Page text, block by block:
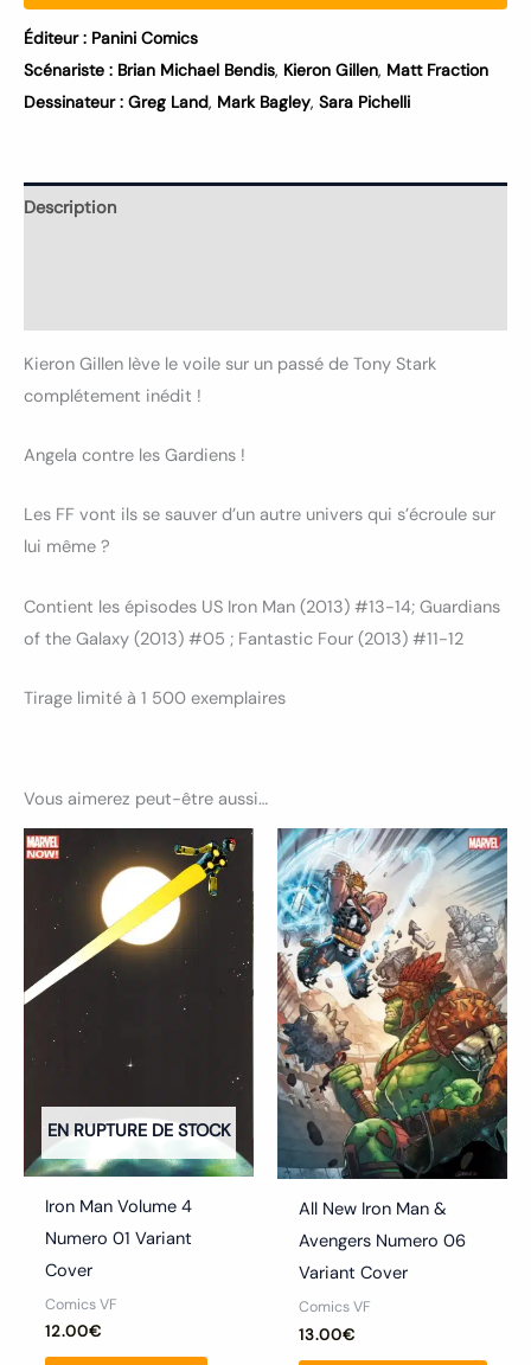
Éditeur : Panini Comics
Scénariste : Brian Michael Bendis, Kieron Gillen, Matt Fraction
Dessinateur : Greg Land, Mark Bagley, Sara Pichelli
Description
Kieron Gillen lève le voile sur un passé de Tony Stark
complétement inédit !
Angela contre les Gardiens !
Les FF vont ils se sauver d’un autre univers qui s’écroule sur
lui même ?
Contient les épisodes US Iron Man (2013) #13-14; Guardians
of the Galaxy (2013) #05 ; Fantastic Four (2013) #11-12
Tirage limité à 1 500 exemplaires
Vous aimerez peut-être aussi…
EN RUPTURE DE STOCK
Iron Man Volume 4
Numero 01 Variant
Cover
Comics VF
12.00€
All New Iron Man &
Avengers Numero 06
Variant Cover
Comics VF
13.00€